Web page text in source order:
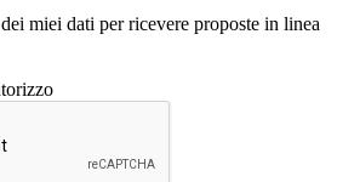
miei dati per ricevere proposte in linea